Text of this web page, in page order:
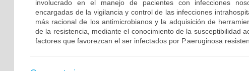
involucrado en el manejo de pacientes con infecciones
encargadas de la vigilancia y control de las infecciones
más racional de los antimicrobianos y la adquisición de
de la resistencia, mediante el conocimiento de la susceptibilidad
factores que favorezcan el ser infectados por P.aeruginosa